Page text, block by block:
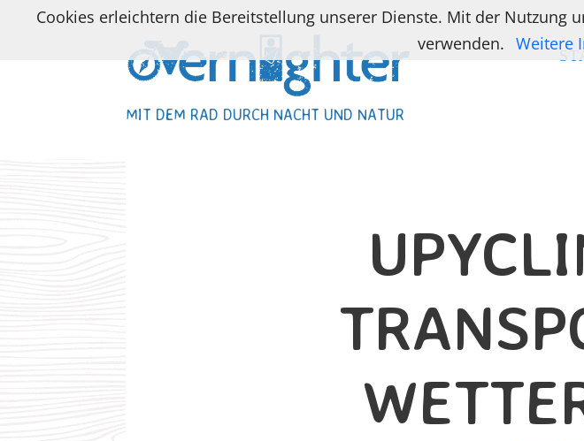
MIT DEM RAD DURCH NACHT UND NATUR
MIT DEM RAD DURCH NACHT UND NATUR
Cookies erleichtern die Bereitstellung unserer Dienste. Mit der Nutzung
verwenden. Weitere